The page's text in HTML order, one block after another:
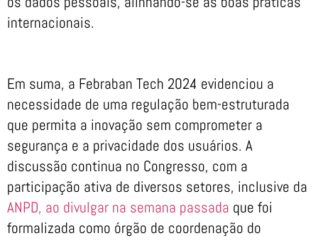
internacionais.
Em suma, a Febraban Tech 2024 evidenciou a
necessidade de uma regulação bem-estruturada
que permita a inovação sem comprometer a
segurança e a privacidade dos usuários. A
discussão continua no Congresso, com a
participação ativa de diversos setores, inclusive da
ANPD, ao divulgar na semana passada que foi
formalizada como órgão de coordenação do